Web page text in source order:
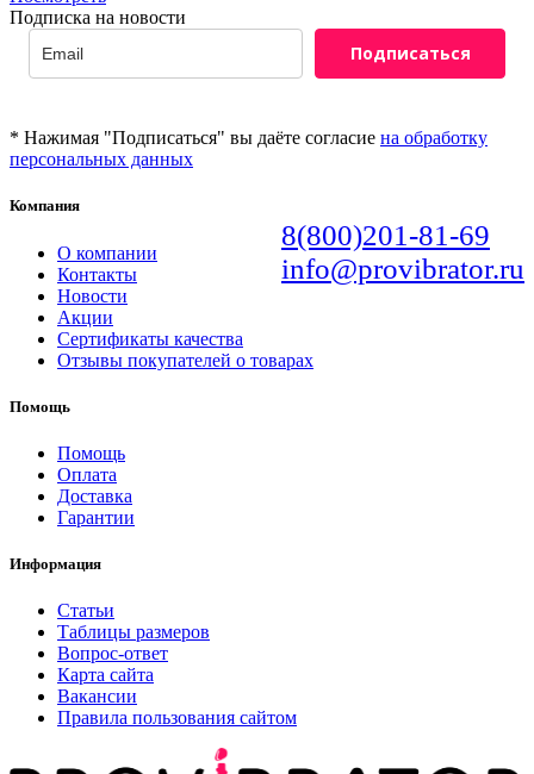
Подписка на новости
Подписаться
* Нажимая "Подписаться" вы даёте согласие на обработку
персональных данных
8(800)201-81-69
info@provibrator.ru
Компания
О компании
Контакты
Новости
Акции
Сертификаты качества
Отзывы покупателей о товарах
Помощь
Помощь
Оплата
Доставка
Гарантии
Информация
Статьи
Таблицы размеров
Вопрос-ответ
Карта сайта
Вакансии
Правила пользования сайтом